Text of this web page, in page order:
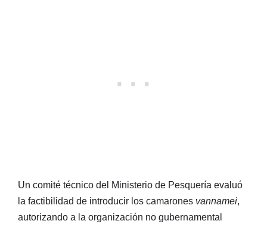
Un comité técnico del Ministerio de Pesquería evaluó
la factibilidad de introducir los camarones vannamei,
autorizando a la organización no gubernamental